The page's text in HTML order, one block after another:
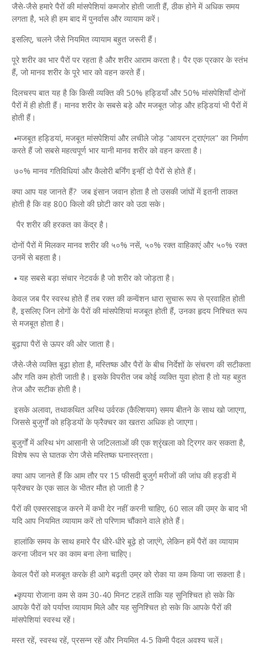
जैसे-जैसे हमारे पैरों की मांसपेशियां कमजोर होती जाती हैं, ठीक होने में अधिक समय
लगता है, भले ही हम बाद में पुनर्वास और व्यायाम करें।
इसलिए, चलने जैसे नियमित व्यायाम बहुत जरूरी हैं।
पूरे शरीर का भार पैरों पर रहता है और शरीर आराम करता है। पैर एक प्रकार के स्तंभ
हैं, जो मानव शरीर के पूरे भार को वहन करते हैं।
दिलचस्प बात यह है कि किसी व्यक्ति की 50% हड्डियाँ और 50% मांसपेशियाँ दोनों
पैरों में ही होती हैं। मानव शरीर के सबसे बड़े और मजबूत जोड़ और हड्डियां भी पैरों में
होती हैं।
▪️मजबूत हड्डियां, मजबूत मांसपेशियां और लचीले जोड़ "आयरन ट्राएंगल" का निर्माण
करते हैं जो सबसे महत्वपूर्ण भार यानी मानव शरीर को वहन करता है।
७०% मानव गतिविधियां और कैलोरी बर्निंग इन्हीं दो पैरों से होते हैं।
क्या आप यह जानते हैं? जब इंसान जवान होता है तो उसकी जांघों में इतनी ताकत
होती है कि वह 800 किलो की छोटी कार को उठा सके।
पैर शरीर की हरकत का केंद्र है।
दोनों पैरों में मिलकर मानव शरीर की ५०% नसें, ५०% रक्त वाहिकाएं और ५०% रक्त
उनमें से बहता है।
▪️ यह सबसे बड़ा संचार नेटवर्क है जो शरीर को जोड़ता है।
केवल जब पैर स्वस्थ होते हैं तब रक्त की कन्वेंशन धारा सुचारू रूप से प्रवाहित होती
है, इसलिए जिन लोगों के पैरों की मांसपेशियां मजबूत होती हैं, उनका हृदय निश्चित रूप
से मजबूत होता है।
बुढ़ापा पैरों से ऊपर की ओर जाता है।
जैसे-जैसे व्यक्ति बूढ़ा होता है, मस्तिष्क और पैरों के बीच निर्देशों के संचरण की सटीकता
और गति कम होती जाती है। इसके विपरीत जब कोई व्यक्ति युवा होता है तो यह बहुत
तेज और सटीक होती है।
इसके अलावा, तथाकथित अस्थि उर्वरक (कैल्शियम) समय बीतने के साथ खो जाएगा,
जिससे बुजुर्गों को हड्डियों के फ्रैक्चर का खतरा अधिक हो जाएगा।
बुजुर्गों में अस्थि भंग आसानी से जटिलताओं की एक श्रृंखला को ट्रिगर कर सकता है,
विशेष रूप से घातक रोग जैसे मस्तिष्क घनास्त्रता।
क्या आप जानते हैं कि आम तौर पर 15 फीसदी बुजुर्ग मरीजों की जांघ की हड्डी में
फ्रैक्चर के एक साल के भीतर मौत हो जाती है ?
पैरों की एक्सरसाइज करने में कभी देर नहीं करनी चाहिए, 60 साल की उम्र के बाद भी
यदि आप नियमित व्यायाम करें तो परिणाम चौंकाने वाले होते हैं।
हालांकि समय के साथ हमारे पैर धीरे-धीरे बूढ़े हो जाएंगे, लेकिन हमें पैरों का व्यायाम
करना जीवन भर का काम बना लेना चाहिए।
केवल पैरों को मजबूत करके ही आगे बढ़ती उम्र को रोका या कम किया जा सकता है।
▪️कृपया रोजाना कम से कम 30-40 मिनट टहलें ताकि यह सुनिश्चित हो सके कि
आपके पैरों को पर्याप्त व्यायाम मिले और यह सुनिश्चित हो सके कि आपके पैरों की
मांसपेशियां स्वस्थ रहें।
मस्त रहें, स्वस्थ रहें, प्रसन्न रहें और नियमित 4-5 किमी पैदल अवश्य चलें।